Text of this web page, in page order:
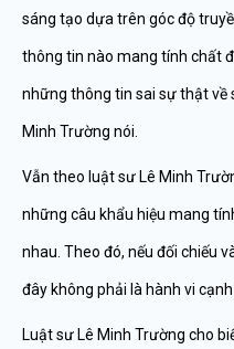
sáng tạo dựa trên góc độ
thông tin nào mang tính chất
những thông tin sai sự thật về
Minh Trường nói.
Vẫn theo luật sư Lê Minh
những câu khẩu hiệu mang
nhau. Theo đó, nếu đối chiếu
đây không phải là hành vi
Luật sư Lê Minh Trường cho